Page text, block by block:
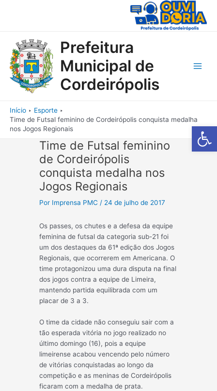
Barra de
Prefeitura
Municipal de
Cordeirópolis
Início
Esporte
Time de Futsal feminino de Cordeirópolis conquista medalha
nos Jogos Regionais
Time de Futsal feminino
de Cordeirópolis
conquista medalha nos
Jogos Regionais
Por Imprensa PMC / 24 de julho de 2017
Os passes, os chutes e a defesa da equipe
feminina de futsal da categoria sub-21 foi
um dos destaques da 61ª edição dos Jogos
Regionais, que ocorrerem em Americana. O
time protagonizou uma dura disputa na final
dos jogos contra a equipe de Limeira,
mantendo partida equilibrada com um
placar de 3 a 3.
O time da cidade não conseguiu sair com a
tão esperada vitória no jogo realizado no
último domingo (16), pois a equipe
limeirense acabou vencendo pelo número
de vitórias conquistadas ao longo da
competição e as meninas de Cordeirópolis
ficaram com a medalha de prata.